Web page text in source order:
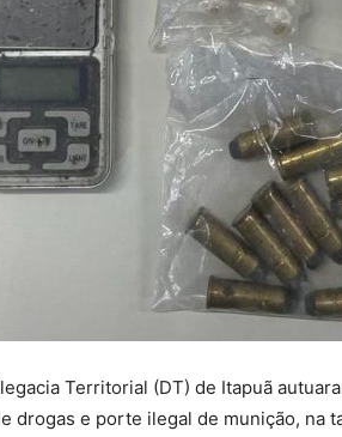
Territorial (DT) de Itapuã
drogas e porte ilegal de munição, na